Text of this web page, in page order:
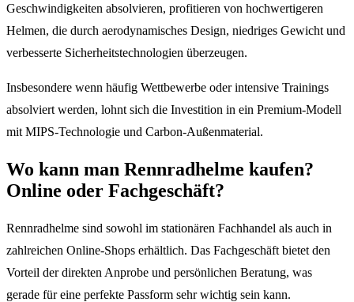
Geschwindigkeiten absolvieren, profitieren von hochwertigeren
Helmen, die durch aerodynamisches Design, niedriges Gewicht und
verbesserte Sicherheitstechnologien überzeugen.
Insbesondere wenn häufig Wettbewerbe oder intensive Trainings
absolviert werden, lohnt sich die Investition in ein Premium-Modell
mit MIPS-Technologie und Carbon-Außenmaterial.
Wo kann man Rennradhelme kaufen?
Online oder Fachgeschäft?
Rennradhelme sind sowohl im stationären Fachhandel als auch in
zahlreichen Online-Shops erhältlich. Das Fachgeschäft bietet den
Vorteil der direkten Anprobe und persönlichen Beratung, was
gerade für eine perfekte Passform sehr wichtig sein kann.